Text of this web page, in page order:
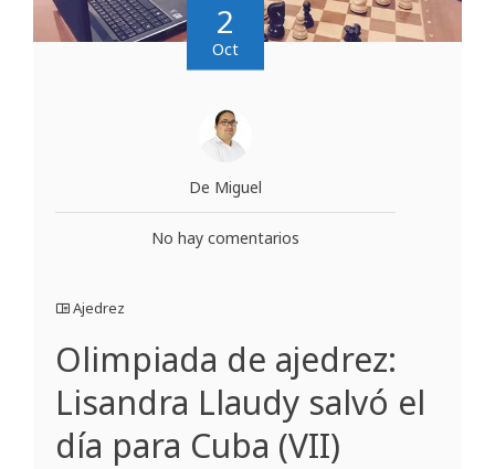
2
Oct
De Miguel
No hay comentarios
Ajedrez
Olimpiada de ajedrez:
Lisandra Llaudy salvó el
día para Cuba (VII)